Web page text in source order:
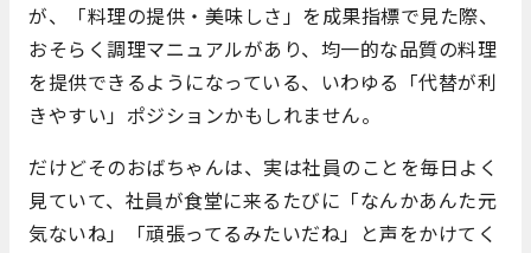
が、「料理の提供・美味しさ」を成果指標で見た際、
おそらく調理マニュアルがあり、均一的な品質の料理
を提供できるようになっている、いわゆる「代替が利
きやすい」ポジションかもしれません。
だけどそのおばちゃんは、実は社員のことを毎日よく
見ていて、社員が食堂に来るたびに「なんかあんた元
気ないね」「頑張ってるみたいだね」と声をかけてく